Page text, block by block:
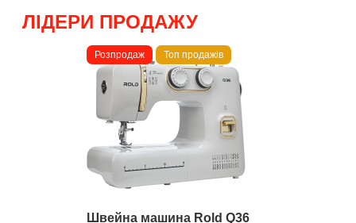
ЛІДЕРИ ПРОДАЖУ
Розпродаж Топ продажів
Швейна машина Rold Q36